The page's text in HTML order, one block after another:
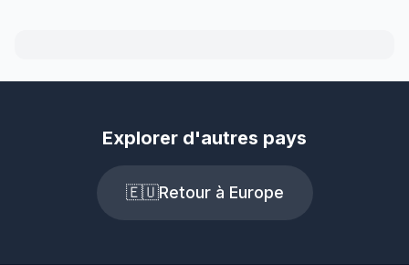
Explorer d'autres pays
🇪🇺Retour à Europe